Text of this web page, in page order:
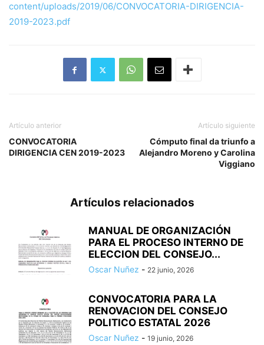
content/uploads/2019/06/CONVOCATORIA-DIRIGENCIA-
2019-2023.pdf
Artículo anterior
CONVOCATORIA
DIRIGENCIA CEN 2019-2023
Artículo siguiente
Cómputo final da triunfo a
Alejandro Moreno y Carolina
Viggiano
Artículos relacionados
MANUAL DE ORGANIZACIÓN
PARA EL PROCESO INTERNO DE
ELECCION DEL CONSEJO...
Oscar Nuñez - 22 junio, 2026
CONVOCATORIA PARA LA
RENOVACION DEL CONSEJO
POLITICO ESTATAL 2026
Oscar Nuñez - 19 junio, 2026